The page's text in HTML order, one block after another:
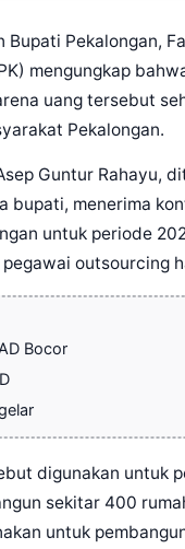
Pekalongan,
mengungkap
uang tersebut
Pekalongan.
Guntur Rahayu,
bupati, menerima
untuk periode
outsourcing
Bocor
digunakan untuk
sekitar 400
untuk